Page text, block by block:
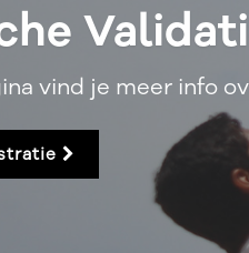
vind je meer info